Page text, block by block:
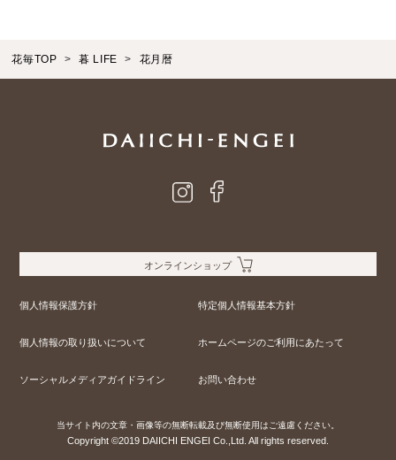
花毎TOP 暮 LIFE 花月暦
オンラインショップ
個人情報保護方針 特定個人情報基本方針
個人情報の取り扱いについて ホームページのご利用にあたって
ソーシャルメディアガイドライン お問い合わせ
当サイト内の文章・画像等の無断転載及び無断使用はご遠慮ください。
Copyright ©2019 DAIICHI ENGEI Co.,Ltd. All rights reserved.